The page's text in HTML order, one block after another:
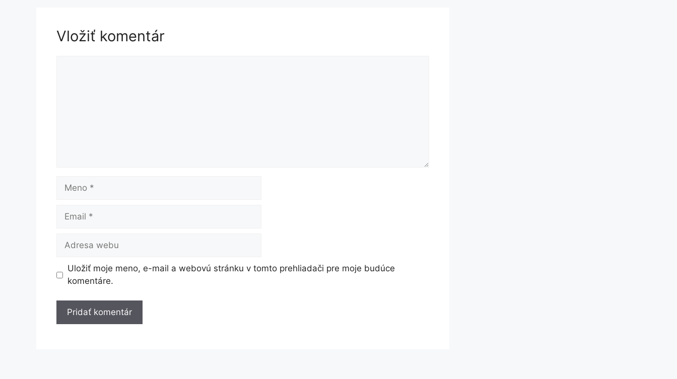
Vložiť komentár
Meno
Email
Adresa
Uložiť moje meno, e-mail a webovú stránku v tomto prehliadači pre moje budúce
komentáre.